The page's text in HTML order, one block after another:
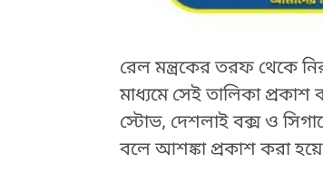
রেল মন্ত্রকের তরফ থেকে
মাধ্যমে সেই তালিকা
স্টোভ, দেশলাই বক্স ও
বলে আশঙ্কা প্রকাশ করা